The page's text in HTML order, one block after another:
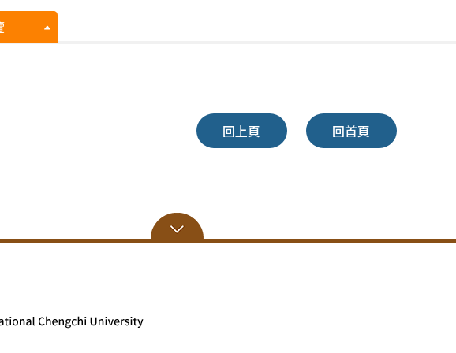
回上頁 回首頁